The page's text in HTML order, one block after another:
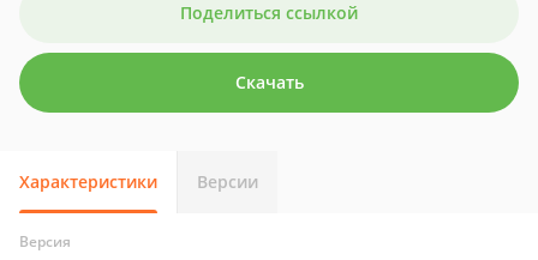
Поделиться ссылкой
Скачать
Характеристики Версии
Версия